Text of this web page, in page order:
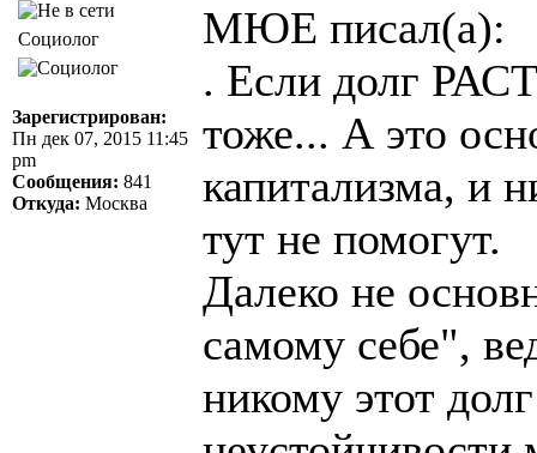
Социолог
Зарегистрирован:
Пн дек 07, 2015 11:45
pm
Сообщения: 841
Откуда: Москва
МЮЕ писал(а):
. Если долг
тоже... А это
капитализма, и
тут не помогут.
Далеко не
самому себе",
никому этот